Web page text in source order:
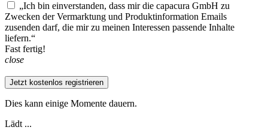
„Ich bin einverstanden, dass mir die capacura GmbH zu
Zwecken der Vermarktung und Produktinformation Emails
zusenden darf, die mir zu meinen Interessen passende Inhalte
liefern.“
Fast fertig!
close
Jetzt kostenlos registrieren
Dies kann einige Momente dauern.
Lädt ...